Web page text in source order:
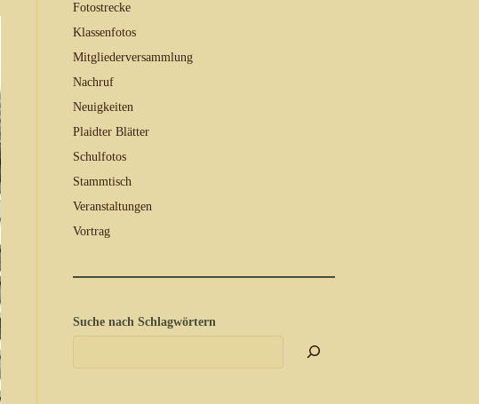
Fotostrecke
Klassenfotos
Mitgliederversammlung
Nachruf
Neuigkeiten
Plaidter Blätter
Schulfotos
Stammtisch
Veranstaltungen
Vortrag
Suche nach Schlagwörtern